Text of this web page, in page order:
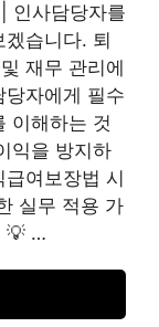
인사담당자를
습니다. 퇴
재무 관리에
자에게 필수
이해하는 것
익을 방지하
여보장법 시
실무 적용 가
💡 …